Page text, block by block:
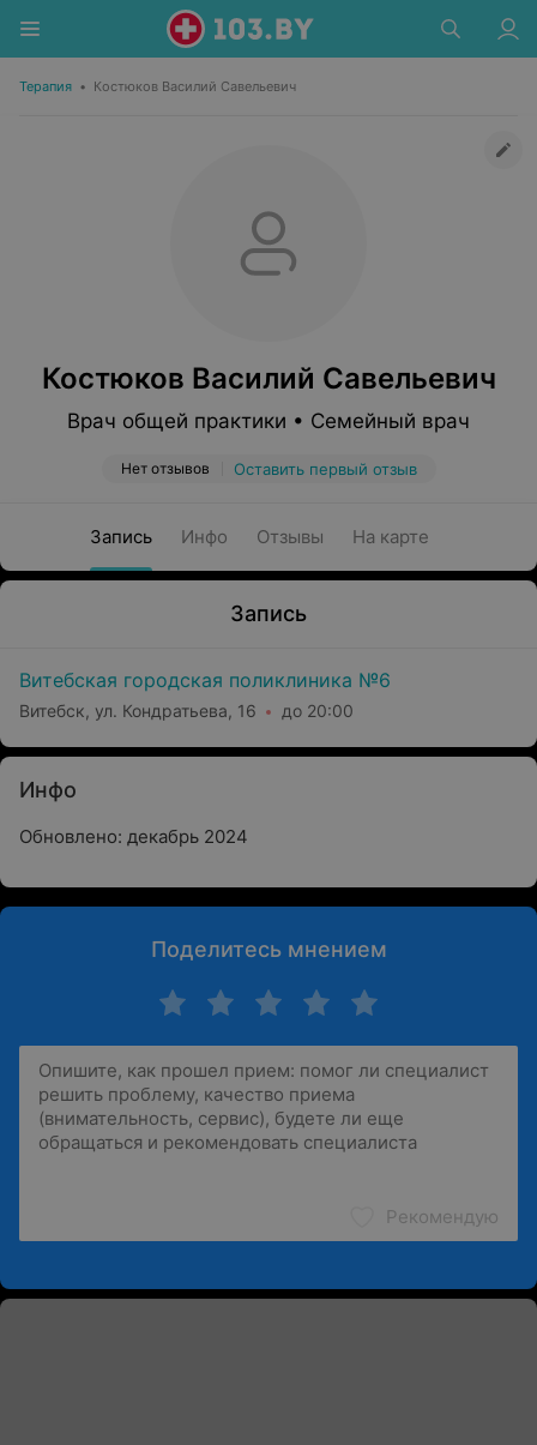
Терапия • Костюков Василий Савельевич
Костюков Василий Савельевич
Врач общей практики • Семейный врач
Нет отзывов Оставить первый отзыв
Запись Инфо Отзывы На карте
Запись
Витебская городская поликлиника №6
Витебск, ул. Кондратьева, 16 до 20:00
Инфо
Обновлено: декабрь 2024
Поделитесь мнением
Рекомендую